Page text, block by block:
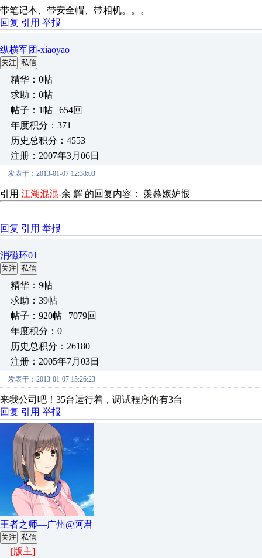
带笔记本、带安全帽、带相机。。。
回复 引用 举报
纵横军团-xiaoyao
关注 私信
精华：0帖
求助：0帖
帖子：1帖 | 654回
年度积分：371
历史总积分：4553
注册：2007年3月06日
发表于：2013-01-07 12:38:03
引用 江湖混混-余 辉 的回复内容： 羡慕嫉妒恨
回复 引用 举报
消磁环01
关注 私信
精华：9帖
求助：39帖
帖子：920帖 | 7079回
年度积分：0
历史总积分：26180
注册：2005年7月03日
发表于：2013-01-07 15:26:23
来我公司吧！35台运行着，调试程序的有3台
回复 引用 举报
王者之师—广州@阿君
关注 私信
[版主]